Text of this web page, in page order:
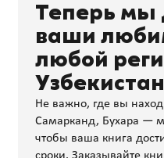
Теперь мы
ваши
любой
Не важно, где вы
Самарканд, Бухара —
чтобы ваша книга